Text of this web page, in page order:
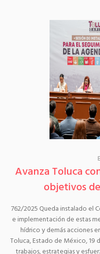
Avanza Toluca
objetivos
762/2025 Queda instalado el
e implementación de estas
hídrico y demás acciones
Toluca, Estado de México, 19